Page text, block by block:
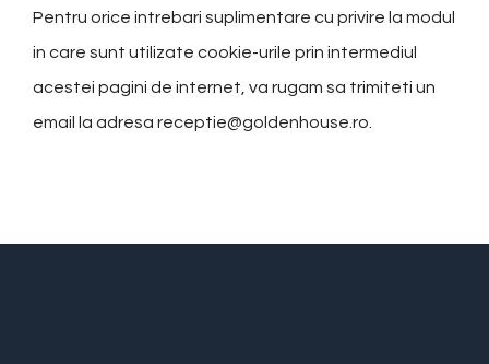
Pentru orice intrebari suplimentare cu privire la modul
in care sunt utilizate cookie-urile prin intermediul
acestei pagini de internet, va rugam sa trimiteti un
email la adresa receptie@goldenhouse.ro.